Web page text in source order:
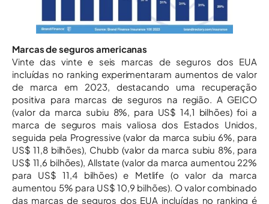
Marcas de seguros americanas
Vinte das vinte e seis marcas de seguros dos EUA
incluídas no ranking experimentaram aumentos de valor
de marca em 2023, destacando uma recuperação
positiva para marcas de seguros na região. A GEICO
(valor da marca subiu 8%, para US$ 14,1 bilhões) foi a
marca de seguros mais valiosa dos Estados Unidos,
seguida pela Progressive (valor da marca subiu 6%, para
US$ 11,8 bilhões), Chubb (valor da marca subiu 8%, para
US$ 11,6 bilhões), Allstate (valor da marca aumentou 22%
para US$ 11,4 bilhões) e Metlife (o valor da marca
aumentou 5% para US$ 10,9 bilhões). O valor combinado
das marcas de seguros dos EUA incluídas no ranking é